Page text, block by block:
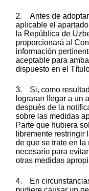
2. Antes de adoptar
aplicable el
la República de
proporcionará al
información
aceptable para
dispuesto en el
3. Si, como
lograran llegar a un
después de la
sobre las medidas
Parte que hubiera
libremente
de que se trate en
necesario para
otras medidas
4. En